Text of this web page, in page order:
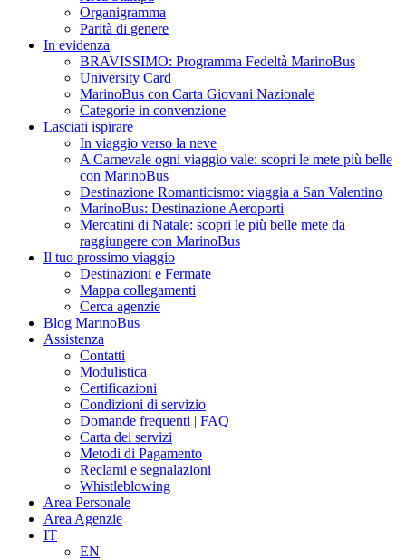
Organigramma
Parità di genere
In evidenza
BRAVISSIMO: Programma Fedeltà MarinoBus
University Card
MarinoBus con Carta Giovani Nazionale
Categorie in convenzione
Lasciati ispirare
In viaggio verso la neve
A Carnevale ogni viaggio vale: scopri le mete più belle
con MarinoBus
Destinazione Romanticismo: viaggia a San Valentino
MarinoBus: Destinazione Aeroporti
Mercatini di Natale: scopri le più belle mete da
raggiungere con MarinoBus
Il tuo prossimo viaggio
Destinazioni e Fermate
Mappa collegamenti
Cerca agenzie
Blog MarinoBus
Assistenza
Contatti
Modulistica
Certificazioni
Condizioni di servizio
Domande frequenti | FAQ
Carta dei servizi
Metodi di Pagamento
Reclami e segnalazioni
Whistleblowing
Area Personale
Area Agenzie
IT
EN